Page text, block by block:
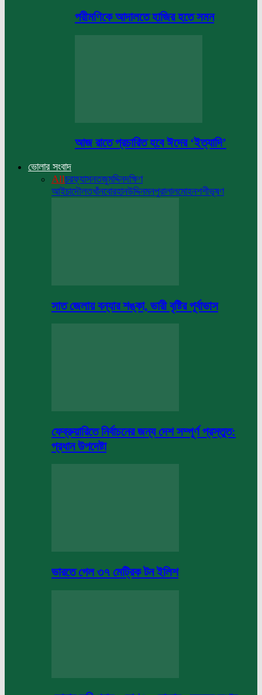
পরীমণিকে আদালতে হাজির হতে সমন
আজ রাতে প্রচারিত হবে ঈদের ‘ইত্যাদি’
ভোলার সংবাদ
Allচরফ্যাসনতজুমদ্দিনদক্ষিণ
আইচাদৌলতখাঁনবোরহানউদ্দিনমনপুরালালমোহনশশীভূষণ
সাত জেলায় বন্যার শঙ্কা, ভারী বৃষ্টির পূর্বাভাস
ফেব্রুয়ারিতে নির্বাচনের জন্য দেশ সম্পূর্ণ প্রস্তুত:
প্রধান উপদেষ্টা
ভারতে গেল ৩৭ মেট্রিক টন ইলিশ